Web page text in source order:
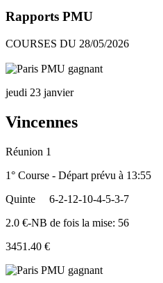
Rapports PMU
COURSES DU 28/05/2026
jeudi 23 janvier
Vincennes
Réunion 1
1° Course - Départ prévu à 13:55
Quinte
6-2-12-10-4-5-3-7
2.0 €-NB de fois la mise: 56
3451.40 €